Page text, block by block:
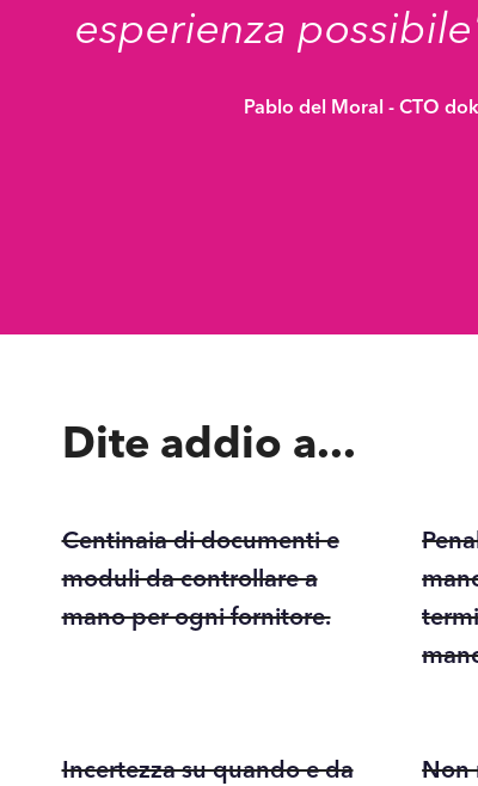
esperienza
Pablo del Moral - CTO
Dite addio a...
Centinaia di documenti e
moduli da controllare a
mano per ogni fornitore.
Incertezza su quando e da
Non